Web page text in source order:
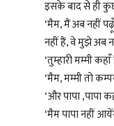
इसके बाद से ही
‘मैम, मैं अब नहीं
नहीं हैं, वे मुझे अब
‘तुम्हारी मम्मी
‘मैम, मम्मी तो
‘और पापा ,पापा
‘मैम पापा नहीं